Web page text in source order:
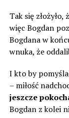
Tak się złożyło,
więc Bogdan
Bogdana w
wnuka, że
I kto by
– miłość
jeszcze
Bogdan z kolei